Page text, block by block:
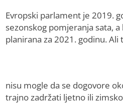
Evropski parlament јe 2019.
sezonskog pomjeranja sata,
planirana za 2021. godinu. Ali
nisu mogle da se dogovore
traјno zadržati ljetno ili